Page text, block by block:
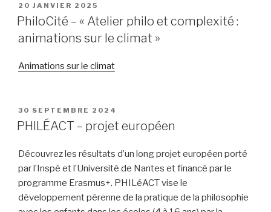
PUBLIÉ
LE
20 JANVIER 2025
PhiloCité – « Atelier philo et complexité :
animations sur le climat »
Animations sur le climat
PUBLIÉ
LE
30 SEPTEMBRE 2024
PHILÉACT – projet européen
Découvrez les résultats d’un long projet européen porté
par l’Inspé et l’Université de Nantes et financé par le
programme Erasmus+. PHILéACT vise le
développement pérenne de la pratique de la philosophie